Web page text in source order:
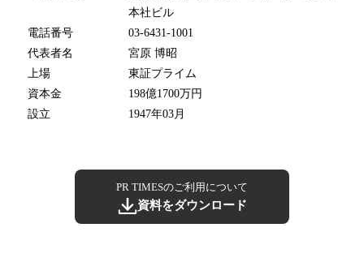
本社ビル
電話番号
03-6431-1001
代表者名
宮原 博昭
上場
東証プライム
資本金
198億1700万円
設立
1947年03月
PR TIMESのご利用について
資料をダウンロード